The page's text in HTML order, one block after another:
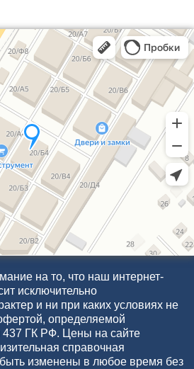
на то, что наш интернет-
исключительно
и ни при каких условиях не
определяемой
ГК РФ. Цены на сайте
справочная
изменены в любое время без